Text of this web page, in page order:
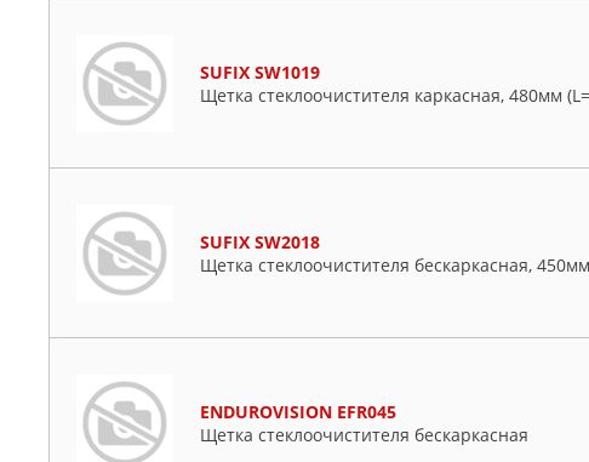
SUFIX SW1019
Щетка стеклоочистителя каркасная, 480мм
SUFIX SW2018
Щетка стеклоочистителя бескаркасная,
ENDUROVISION EFR045
Щетка стеклоочистителя бескаркасная